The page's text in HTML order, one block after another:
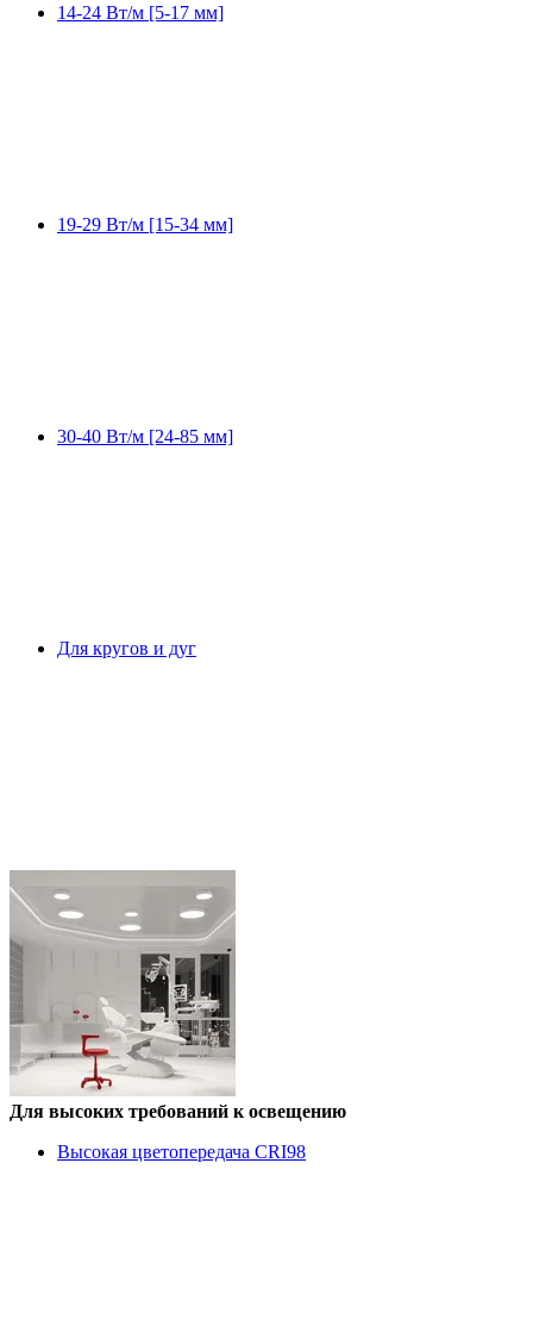
14-24 Вт/м [5-17 мм]
19-29 Вт/м [15-34 мм]
30-40 Вт/м [24-85 мм]
Для кругов и дуг
Для высоких требований к освещению
Высокая цветопередача CRI98